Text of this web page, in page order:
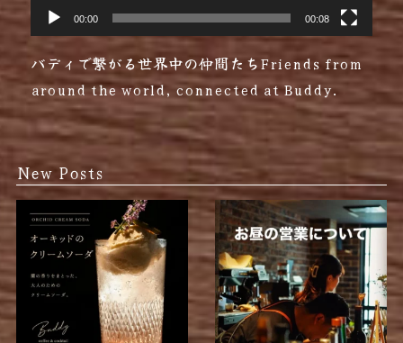
00:00 00:08
バディで繋がる世界中の仲間たちFriends from
around the world, connected at Buddy.
New Posts